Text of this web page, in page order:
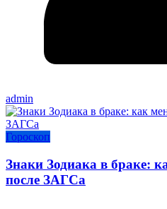
admin
Гороскоп
Знаки Зодиака в браке:
после ЗАГСа